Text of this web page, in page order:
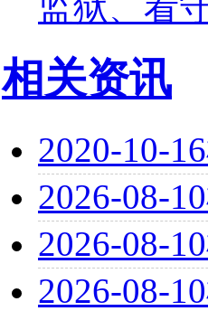
监狱、看
相关资讯
2020-10-16
2026-08-10
2026-08-10
2026-08-10